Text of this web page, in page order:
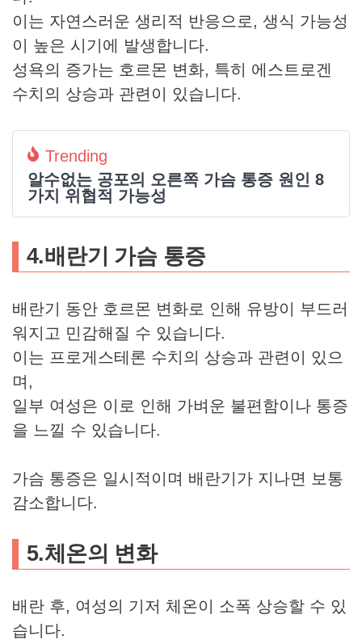
이는 자연스러운 생리적 반응으로, 생식 가능성
이 높은 시기에 발생합니다.
성욕의 증가는 호르몬 변화, 특히 에스트로겐
수치의 상승과 관련이 있습니다.
Trending
알수없는 공포의 오른쪽 가슴 통증 원인 8
가지 위협적 가능성
4.배란기 가슴 통증
배란기 동안 호르몬 변화로 인해 유방이 부드러
워지고 민감해질 수 있습니다.
이는 프로게스테론 수치의 상승과 관련이 있으
며,
일부 여성은 이로 인해 가벼운 불편함이나 통증
을 느낄 수 있습니다.
가슴 통증은 일시적이며 배란기가 지나면 보통
감소합니다.
5.체온의 변화
배란 후, 여성의 기저 체온이 소폭 상승할 수 있
습니다.